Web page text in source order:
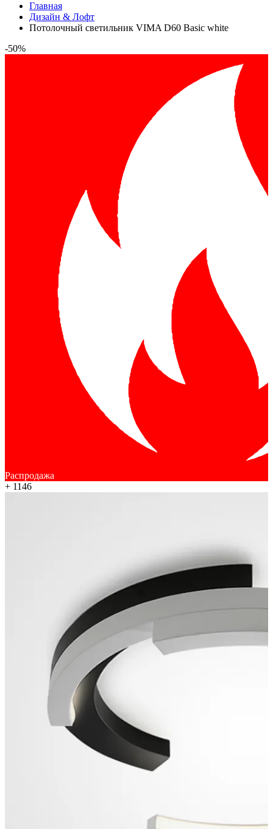
Главная
Дизайн & Лофт
Потолочный светильник VIMA D60 Basic white
-50%
Распродажа
+ 1146